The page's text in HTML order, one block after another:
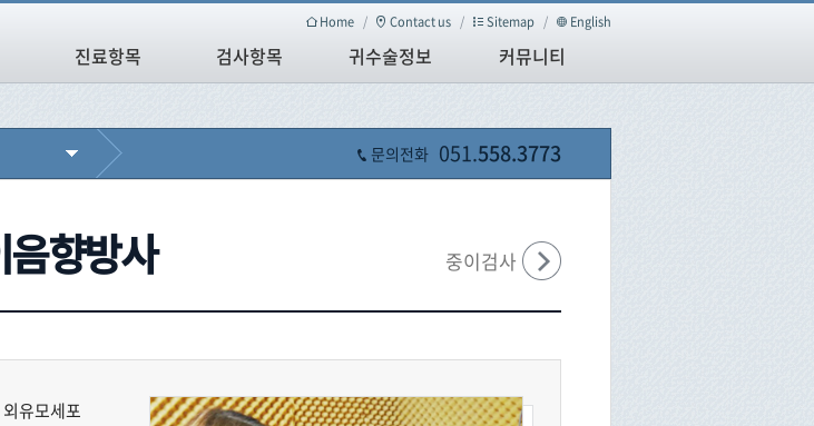
Home / Contact us / Sitemap / English
진료항목 검사항목 귀수술정보 커뮤니티
문의전화 051.558.3773
음향방사 중이검사
유모세포